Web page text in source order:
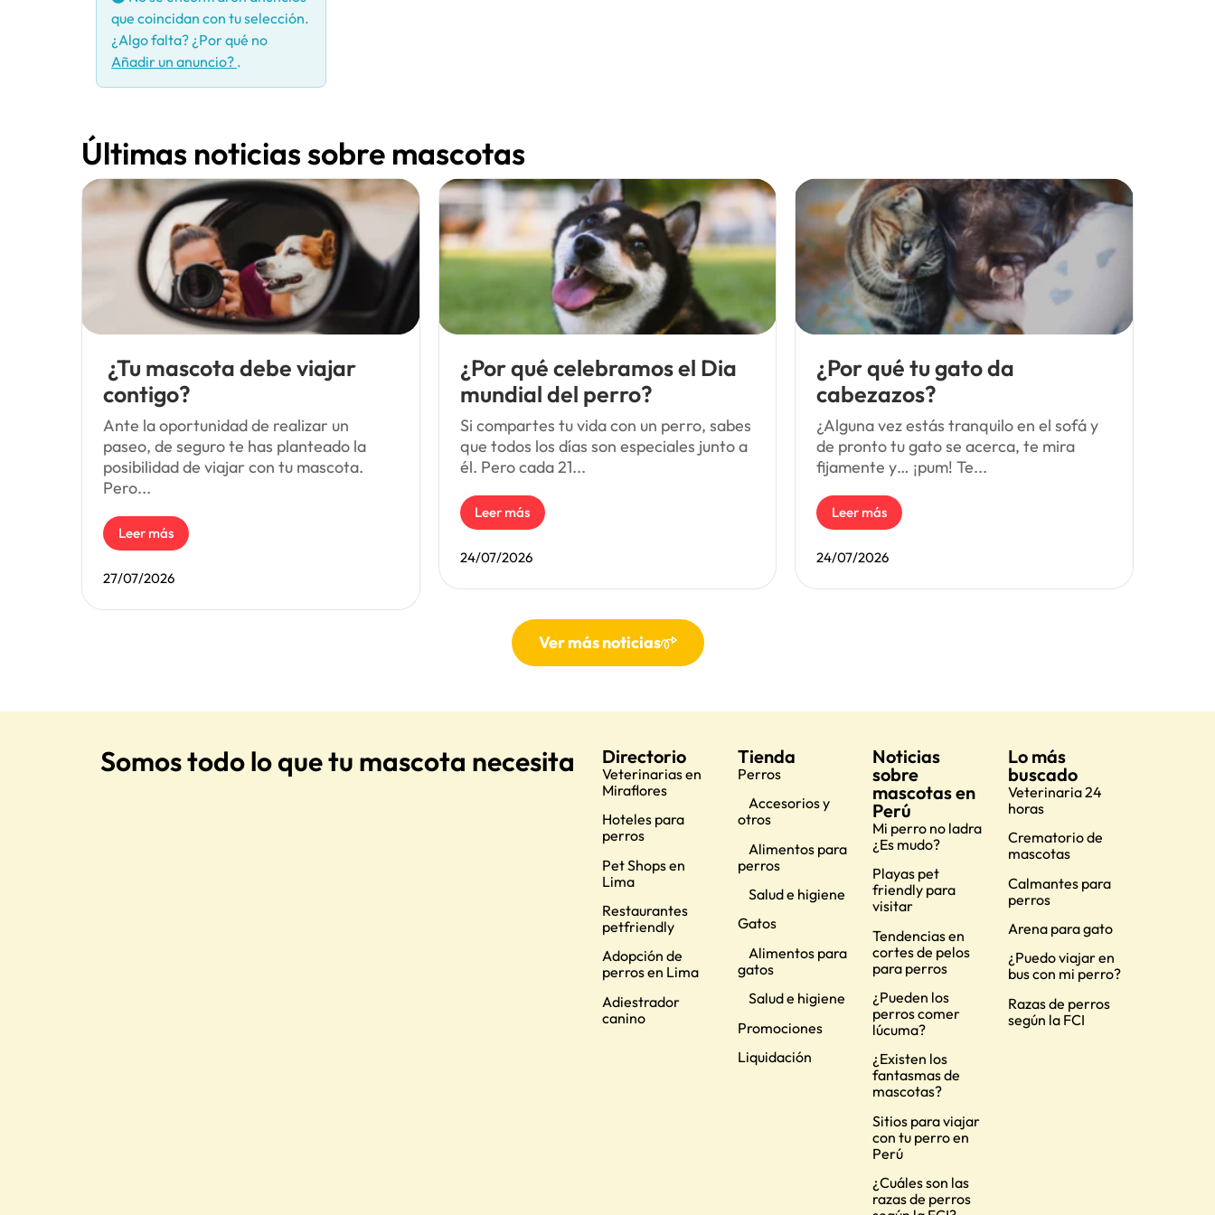
que coincidan con tu selección.
¿Algo falta? ¿Por qué no
Añadir un anuncio? .
Últimas noticias sobre mascotas
¿Tu mascota debe viajar
contigo?
Ante la oportunidad de realizar un
paseo, de seguro te has planteado la
posibilidad de viajar con tu mascota.
Pero...
Leer más
27/07/2026
¿Por qué celebramos el Dia
mundial del perro?
Si compartes tu vida con un perro, sabes
que todos los días son especiales junto a
él. Pero cada 21...
Leer más
24/07/2026
¿Por qué tu gato da
cabezazos?
¿Alguna vez estás tranquilo en el sofá y
de pronto tu gato se acerca, te mira
fijamente y… ¡pum! Te...
Leer más
24/07/2026
Ver más noticias
Somos todo lo que tu mascota necesita Directorio
Veterinarias en
Miraflores
Hoteles para
perros
Pet Shops en
Lima
Restaurantes
petfriendly
Adopción de
perros en Lima
Adiestrador
canino
Tienda
Perros
Accesorios y
otros
Alimentos para
perros
Salud e higiene
Gatos
Alimentos para
gatos
Salud e higiene
Promociones
Liquidación
Noticias
sobre
mascotas en
Perú
Mi perro no ladra
¿Es mudo?
Playas pet
friendly para
visitar
Tendencias en
cortes de pelos
para perros
¿Pueden los
perros comer
lúcuma?
¿Existen los
fantasmas de
mascotas?
Sitios para viajar
con tu perro en
Perú
¿Cuáles son las
razas de perros
Lo más
buscado
Veterinaria 24
horas
Crematorio de
mascotas
Calmantes para
perros
Arena para gato
¿Puedo viajar en
bus con mi perro?
Razas de perros
según la FCI